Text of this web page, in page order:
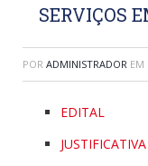
SERVIÇOS
POR ADMINISTRADOR EM
EDITAL